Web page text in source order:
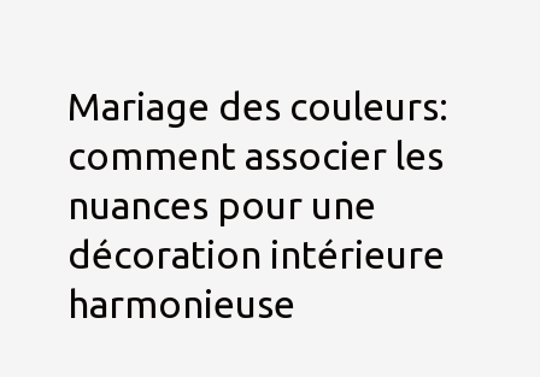
Mariage des couleurs:
comment associer les
nuances pour une
décoration intérieure
harmonieuse